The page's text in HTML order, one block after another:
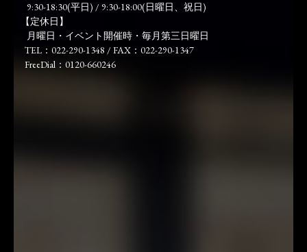
9:30-18:30(平日) / 9:30-18:00(日曜日、祝日)
【定休日】
月曜日・イベント開催時・毎月第三日曜日
TEL：022-290-1348 / FAX：022-290-1347
FreeDial：0120-660246